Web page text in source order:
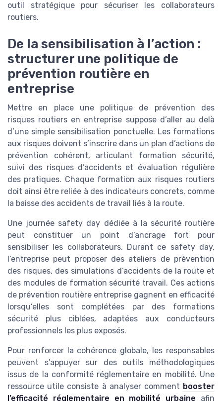
outil stratégique pour sécuriser les collaborateurs
routiers.
De la sensibilisation à l’action :
structurer une politique de
prévention routière en
entreprise
Mettre en place une politique de prévention des
risques routiers en entreprise suppose d’aller au delà
d’une simple sensibilisation ponctuelle. Les formations
aux risques doivent s’inscrire dans un plan d’actions de
prévention cohérent, articulant formation sécurité,
suivi des risques d’accidents et évaluation régulière
des pratiques. Chaque formation aux risques routiers
doit ainsi être reliée à des indicateurs concrets, comme
la baisse des accidents de travail liés à la route.
Une journée safety day dédiée à la sécurité routière
peut constituer un point d’ancrage fort pour
sensibiliser les collaborateurs. Durant ce safety day,
l’entreprise peut proposer des ateliers de prévention
des risques, des simulations d’accidents de la route et
des modules de formation sécurité travail. Ces actions
de prévention routière entreprise gagnent en efficacité
lorsqu’elles sont complétées par des formations
sécurité plus ciblées, adaptées aux conducteurs
professionnels les plus exposés.
Pour renforcer la cohérence globale, les responsables
peuvent s’appuyer sur des outils méthodologiques
issus de la conformité réglementaire en mobilité. Une
ressource utile consiste à analyser comment booster
l’efficacité réglementaire en mobilité urbaine afin